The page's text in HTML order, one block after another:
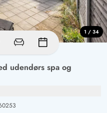
udendørs spa og
1 / 34